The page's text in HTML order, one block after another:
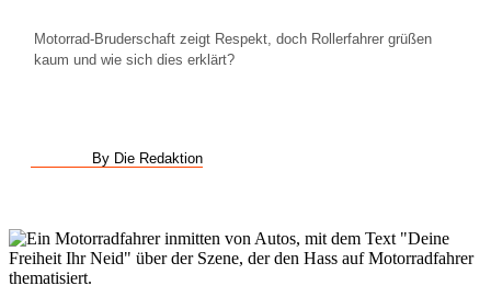
Motorrad-Bruderschaft zeigt Respekt, doch Rollerfahrer grüßen
kaum und wie sich dies erklärt?
By Die Redaktion